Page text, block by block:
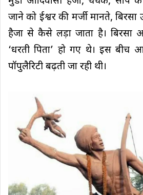
जाने को ईश्वर की मर्जी मानते,
हैजा से कैसे लड़ा जाता है। बिरसा
‘धरती पिता’ हो गए थे। इस बीच
पॉपुलैरिटी बढ़ती जा रही थी।